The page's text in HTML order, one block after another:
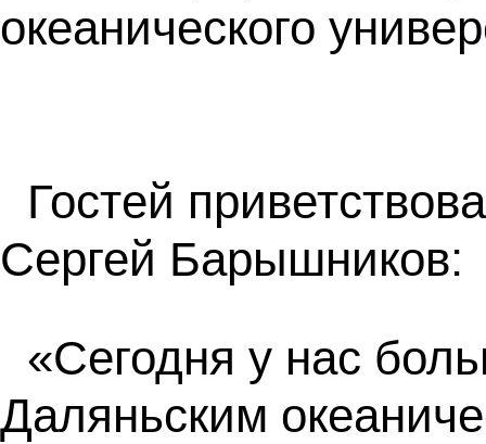
океанического
Гостей
Сергей Барышников:
«Сегодня у нас
Даляньским